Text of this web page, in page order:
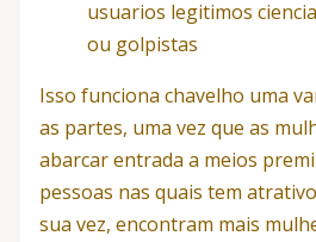
usuarios legitimos
ou golpistas
Isso funciona chavelho uma
as partes, uma vez que as
abarcar entrada a meios
pessoas nas quais tem
sua vez, encontram mais